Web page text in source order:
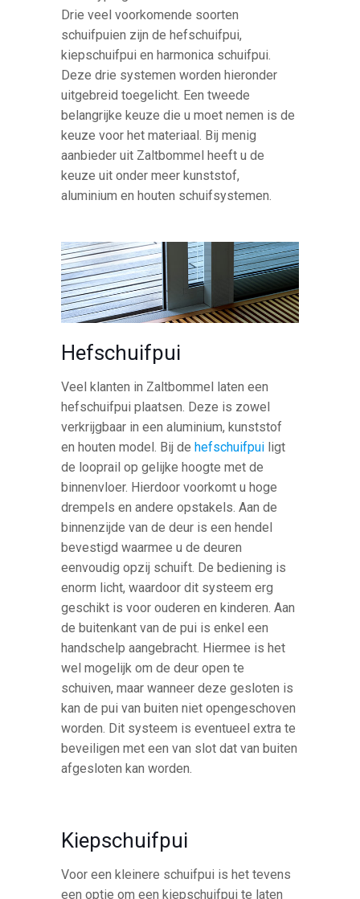
Drie veel voorkomende soorten
schuifpuien zijn de hefschuifpui,
kiepschuifpui en harmonica schuifpui.
Deze drie systemen worden hieronder
uitgebreid toegelicht. Een tweede
belangrijke keuze die u moet nemen is de
keuze voor het materiaal. Bij menig
aanbieder uit Zaltbommel heeft u de
keuze uit onder meer kunststof,
aluminium en houten schuifsystemen.
Hefschuifpui
Veel klanten in Zaltbommel laten een
hefschuifpui plaatsen. Deze is zowel
verkrijgbaar in een aluminium, kunststof
en houten model. Bij de hefschuifpui ligt
de looprail op gelijke hoogte met de
binnenvloer. Hierdoor voorkomt u hoge
drempels en andere opstakels. Aan de
binnenzijde van de deur is een hendel
bevestigd waarmee u de deuren
eenvoudig opzij schuift. De bediening is
enorm licht, waardoor dit systeem erg
geschikt is voor ouderen en kinderen. Aan
de buitenkant van de pui is enkel een
handschelp aangebracht. Hiermee is het
wel mogelijk om de deur open te
schuiven, maar wanneer deze gesloten is
kan de pui van buiten niet opengeschoven
worden. Dit systeem is eventueel extra te
beveiligen met een van slot dat van buiten
afgesloten kan worden.
Kiepschuifpui
Voor een kleinere schuifpui is het tevens
een optie om een kiepschuifpui te laten